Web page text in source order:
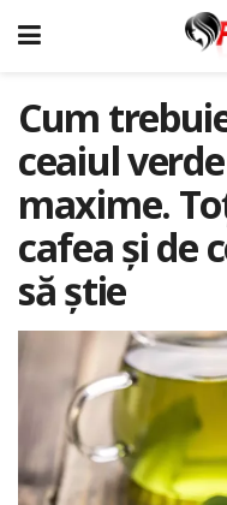
Cum
ceaiul
maxime.
cafea și de
să știe